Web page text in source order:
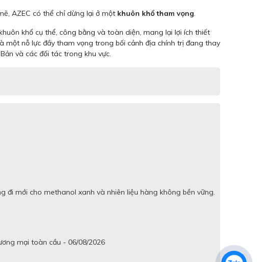
AZEC có thể chỉ dừng lại ở một khuôn khổ tham vọng.
khổ cụ thể, công bằng và toàn diện, mang lại lợi ích thiết
một nỗ lực đầy tham vọng trong bối cảnh địa chính trị đang thay
và các đối tác trong khu vực.
đi mới cho methanol xanh và nhiên liệu hàng không bền vững.
mại toàn cầu - 06/08/2026